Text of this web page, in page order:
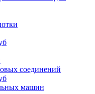
соединений
машин